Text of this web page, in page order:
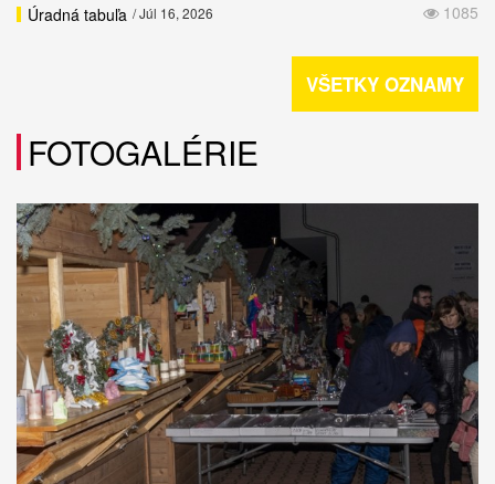
1085
Úradná tabuľa / Júl 16, 2026
VŠETKY OZNAMY
FOTOGALÉRIE